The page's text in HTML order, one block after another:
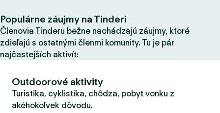
Populárne záujmy na Tinderi
Členovia Tinderu bežne nachádzajú záujmy, ktoré
zdieľajú s ostatnými členmi komunity. Tu je pár
najčastejších aktivít:
Outdoorové aktivity
Turistika, cyklistika, chôdza, pobyt vonku z
akéhokoľvek dôvodu.